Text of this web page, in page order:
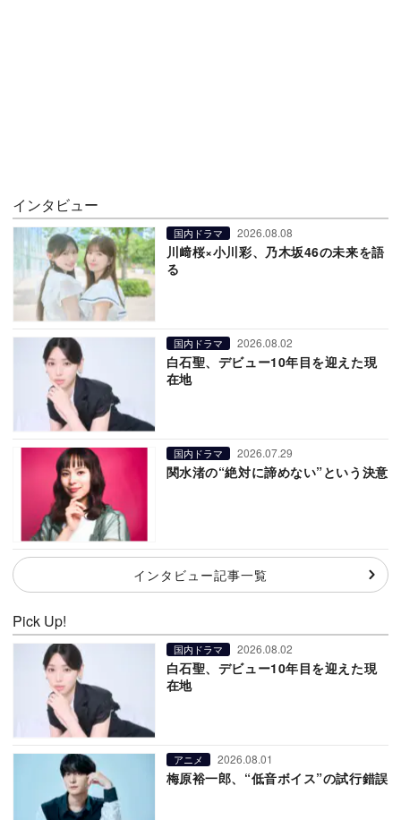
インタビュー
国内ドラマ 2026.08.08
川﨑桜×小川彩、乃木坂46の未来を語
る
国内ドラマ 2026.08.02
白石聖、デビュー10年目を迎えた現
在地
国内ドラマ 2026.07.29
関水渚の“絶対に諦めない”という決意
インタビュー記事一覧
Pick Up!
国内ドラマ 2026.08.02
白石聖、デビュー10年目を迎えた現
在地
アニメ 2026.08.01
梅原裕一郎、“低音ボイス”の試行錯誤